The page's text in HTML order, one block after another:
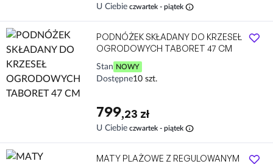
U Ciebie czwartek - piątek info
PODNÓŻEK SKŁADANY DO KRZESEŁ
OGRODOWYCH TABORET 47 CM
Stan NOWY
Dostępne10 szt.
799,23 zł
U Ciebie czwartek - piątek info
MATY PLAŻOWE Z REGULOWANYM